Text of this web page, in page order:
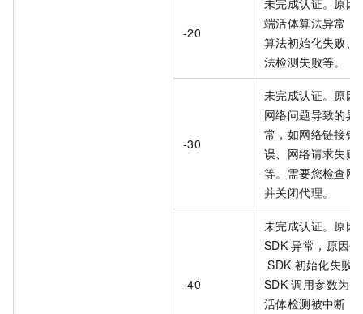
-20
端活体算法异常，
算法初始化失败、
法检测失败等。
-30
未完成认证。原因
网络问题导致的异
常，如网络链接错
误、网络请求失败
等。需要您检查网
并关闭代理。
-40
未完成认证。原因
SDK 异常，原因
SDK 初始化失败
SDK 调用参数为
活体检测被中断（